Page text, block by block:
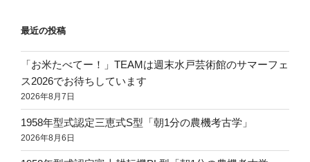
最近の投稿
「お米たべてー！」TEAMは週末水戸芸術館のサマーフェ
ス2026でお待ちしています
2026年8月7日
1958年型式認定三恵式S型「朝1分の農機考古学」
2026年8月6日